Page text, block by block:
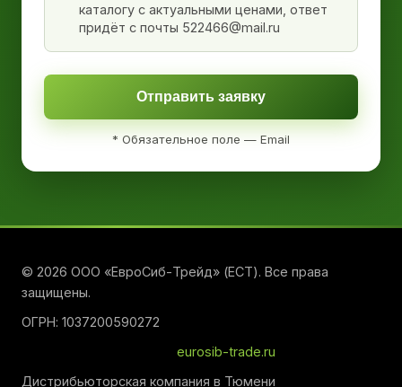
каталогу с актуальными ценами, ответ
придёт с почты 522466@mail.ru
Отправить заявку
* Обязательное поле — Email
© 2026 ООО «ЕвроСиб-Трейд» (ЕСТ). Все права
защищены.
ОГРН: 1037200590272
eurosib-trade.ru
Дистрибьюторская компания в Тюмени